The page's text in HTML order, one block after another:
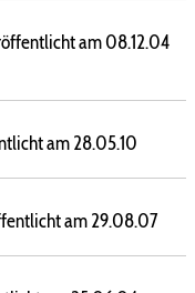
am 08.12.04
am 28.05.10
am 29.08.07